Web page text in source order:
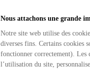
Nous attachons une grande
Notre site web utilise des
diverses fins. Certains cookies
fonctionner correctement). Les
l’utilisation du site,